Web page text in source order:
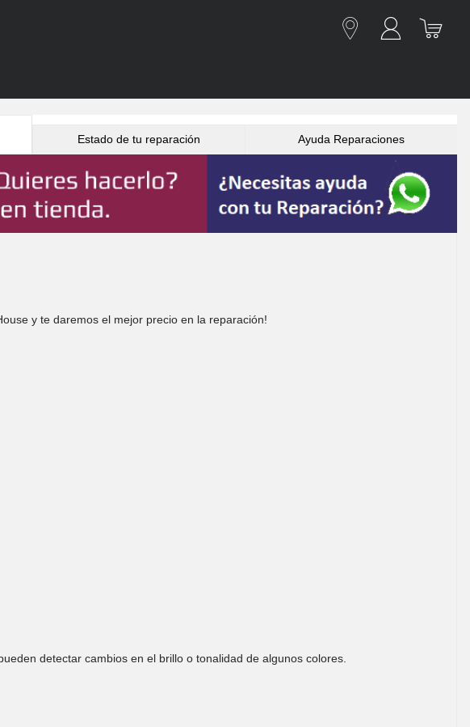
Estado de tu reparación Ayuda Reparaciones
y te daremos el mejor precio en la reparación!
detectar cambios en el brillo o tonalidad de algunos colores.